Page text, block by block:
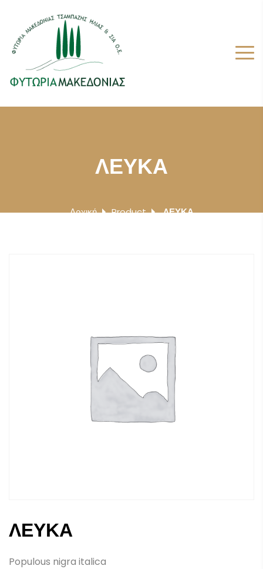
ΛΕΥΚΑ
Αρχική Product ΛΕΥΚΑ
ΛΕΥΚΑ
Populous nigra italica